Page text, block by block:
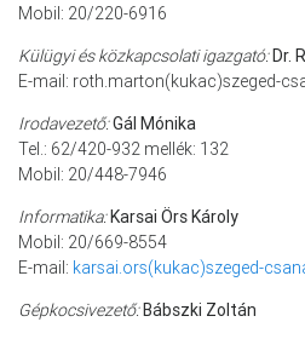
Mobil: 20/220-6916
Külügyi és közkapcsolati igazgató:Dr.
E-mail: roth.marton(kukac)szeged-
Irodavezető:Gál Mónika
Tel.: 62/420-932 mellék: 132
Mobil: 20/448-7946
Informatika:Karsai Örs Károly
Mobil: 20/669-8554
E-mail: karsai.ors(kukac)szeged-
Gépkocsivezető:Bábszki Zoltán